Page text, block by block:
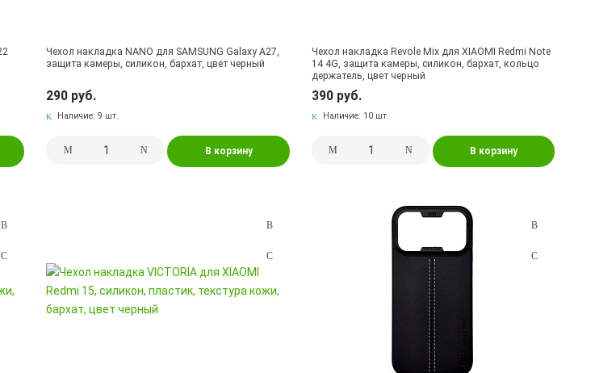
Чехол накладка NANO для SAMSUNG Galaxy A27,
защита камеры, силикон, бархат, цвет черный
290 руб.
Наличие:9 шт.
В корзину
Чехол накладка Revole Mix для XIAOMI Redmi Note
14 4G, защита камеры, силикон, бархат, кольцо
держатель, цвет черный
390 руб.
Наличие: 10 шт.
В корзину